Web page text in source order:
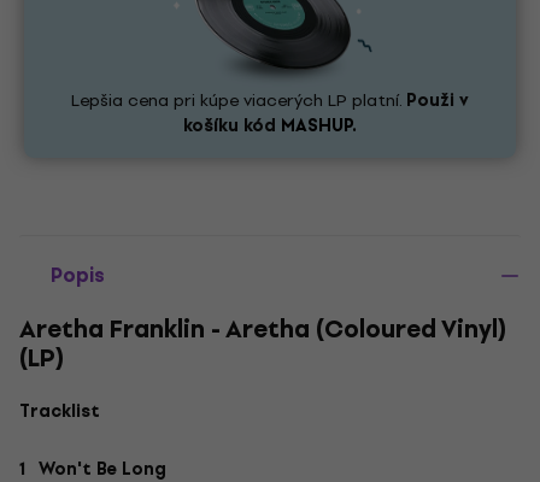
Lepšia cena pri kúpe viacerých LP platní. Použi v
košíku kód MASHUP.
Popis
Aretha Franklin - Aretha (Coloured Vinyl)
(LP)
Tracklist
1 Won't Be Long